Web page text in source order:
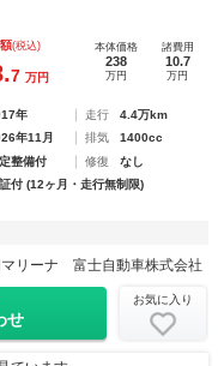
(税込)
7 万円
本体価格
238
万円
諸費用
10.7
万円
年 走行
4.4万km
年11月 排気
1400cc
整備付 修復
なし
付 (12ヶ月・走行無制限)
リーナ 富士自動車株式会社
せ
お気に入り